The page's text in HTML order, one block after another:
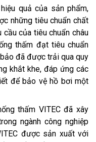
quả của sản phẩm,
những tiêu chuẩn chất
của tiêu chuẩn châu
thấm đạt tiêu chuẩn
đã được trải qua quy
khắt khe, đáp ứng các
để bảo vệ hồ bơi một
thấm VITEC đã xây
ngành công nghiệp
được sản xuất với